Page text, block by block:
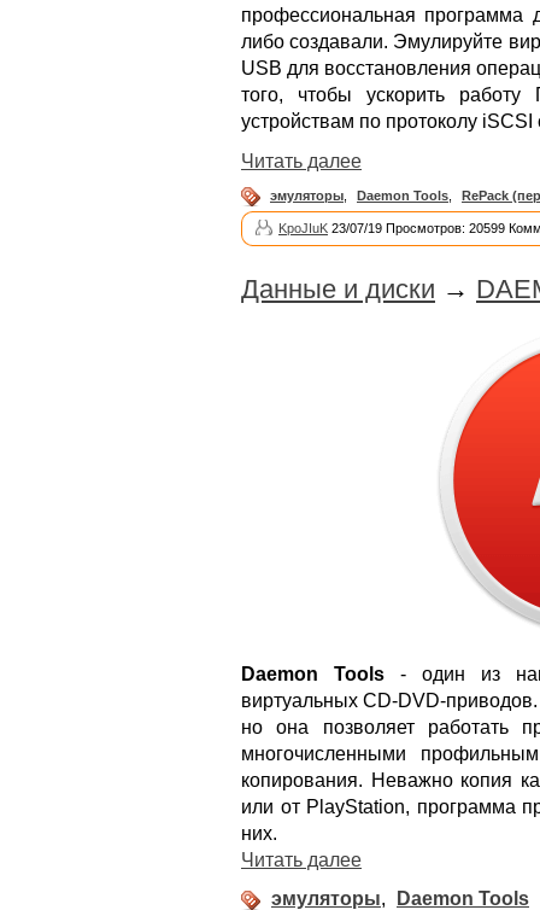
профессиональная программа
либо создавали. Эмулируйте
USB для восстановления
того, чтобы ускорить
устройствам по протоколу
Читать далее
эмуляторы Daemon Tools RePack
KpoJIuK 23/07/19 Просмотров: 20599
Данные и диски →
Daemon Tools - один из
виртуальных CD-DVD-
но она позволяет работать
многочисленными
копирования. Неважно копия
или от PlayStation, программа
них.
Читать далее
эмуляторы, Daemon Tools